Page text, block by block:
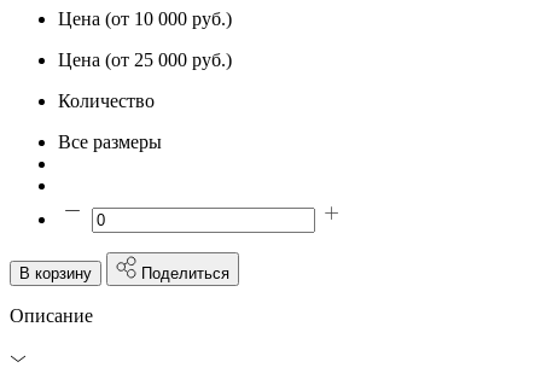
Цена (от 10 000 руб.)
Цена (от 25 000 руб.)
Количество
Все размеры
В корзину Поделиться
Описание